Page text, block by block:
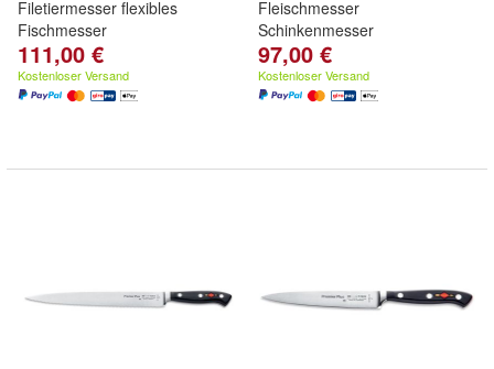
Filetiermesser flexibles
Fischmesser
111,00 €
Kostenloser Versand
Fleischmesser
Schinkenmesser
97,00 €
Kostenloser Versand